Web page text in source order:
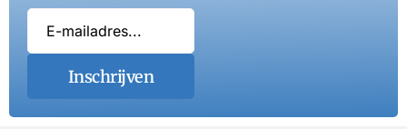
Inschrijven